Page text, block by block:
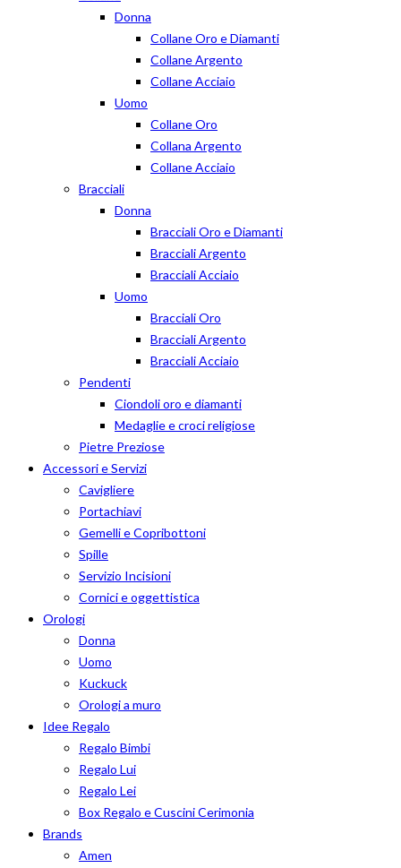
Donna
Collane Oro e Diamanti
Collane Argento
Collane Acciaio
Uomo
Collane Oro
Collana Argento
Collane Acciaio
Bracciali
Donna
Bracciali Oro e Diamanti
Bracciali Argento
Bracciali Acciaio
Uomo
Bracciali Oro
Bracciali Argento
Bracciali Acciaio
Pendenti
Ciondoli oro e diamanti
Medaglie e croci religiose
Pietre Preziose
Accessori e Servizi
Cavigliere
Portachiavi
Gemelli e Copribottoni
Spille
Servizio Incisioni
Cornici e oggettistica
Orologi
Donna
Uomo
Kuckuck
Orologi a muro
Idee Regalo
Regalo Bimbi
Regalo Lui
Regalo Lei
Box Regalo e Cuscini Cerimonia
Brands
Amen